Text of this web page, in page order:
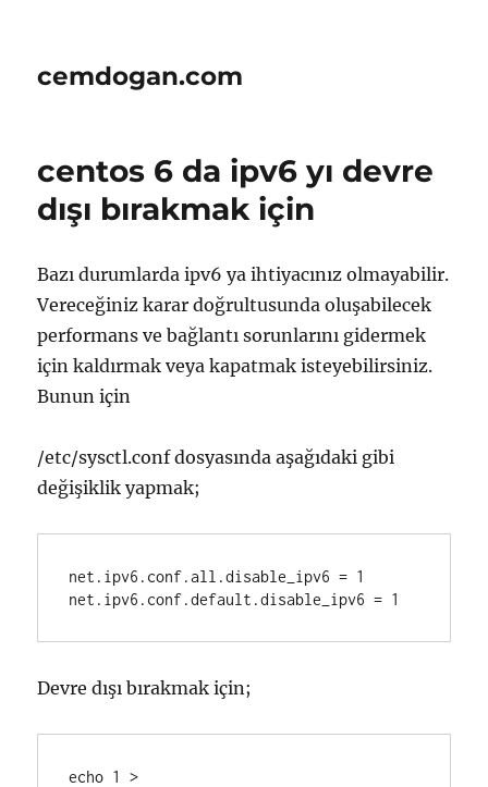
cemdogan.com
centos 6 da ipv6 yı devre
dışı bırakmak için
Bazı durumlarda ipv6 ya ihtiyacınız olmayabilir.
Vereceğiniz karar doğrultusunda oluşabilecek
performans ve bağlantı sorunlarını gidermek
için kaldırmak veya kapatmak isteyebilirsiniz.
Bunun için
/etc/sysctl.conf dosyasında aşağıdaki gibi
değişiklik yapmak;
net.ipv6.conf.all.disable_ipv6 = 1
Devre dışı bırakmak için;
echo 1 >